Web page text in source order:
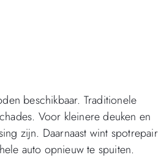
beschikbaar. Traditionele
Voor kleinere deuken en
zijn. Daarnaast wint spotrepair
auto opnieuw te spuiten.